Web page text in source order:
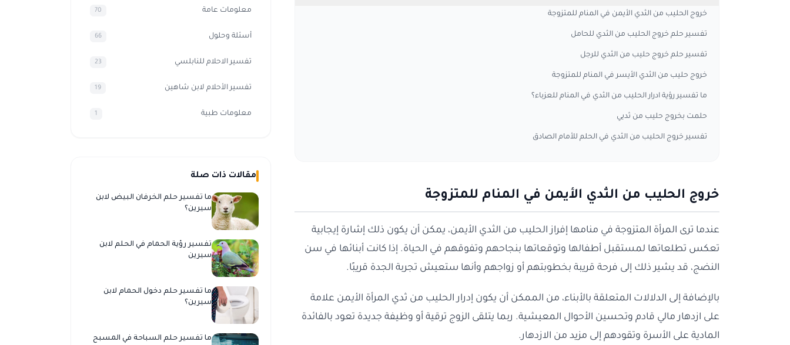
خروج الحليب من الثدي الأيمن في المنام للمتزوجة
تفسير حلم خروج الحليب من الثدي للحامل
تفسير حلم خروج حليب من الثدي للرجل
خروج حليب من الثدي الأيسر في المنام للمتزوجة
ما تفسير رؤية ادرار الحليب من الثدي في المنام للعزباء؟
حلمت بخروج حليب من ثديي
تفسير خروج الحليب من الثدي في الحلم للأمام الصادق
خروج الحليب من الثدي الأيمن في المنام للمتزوجة
عندما ترى المرأة المتزوجة في منامها إفراز الحليب من الثدي الأيمن، يمكن أن يكون ذلك إشارة إيجابية
تعكس تطلعاتها لمستقبل أطفالها وتوقعاتها بنجاحهم وتفوقهم في الحياة. إذا كانت أبنائها في سن
النضج، قد يشير ذلك إلى فرحة قريبة بخطوبتهم أو زواجهم وأنها ستعيش تجربة الجدة قريبًا.
بالإضافة إلى الدلالات المتعلقة بالأبناء، من الممكن أن يكون إدرار الحليب من ثدي المرأة الأيمن علامة
على ازدهار مالي قادم وتحسين الأحوال المعيشية. ربما يتلقى الزوج ترقية أو وظيفة جديدة تعود بالفائدة
المادية على الأسرة وتقودهم إلى مزيد من الازدهار.
معلومات عامة 70
أسئلة وحلول 66
تفسير الاحلام للنابلسي 23
تفسير الأحلام لابن شاهين 19
معلومات طبية 1
مقالات ذات صلة
ما تفسير حلم الخرفان البيض لابن
سيرين؟
تفسير رؤية الحمام في الحلم لابن
سيرين
ما تفسير حلم دخول الحمام لابن
سيرين؟
ما تفسير حلم السباحة في المسبح